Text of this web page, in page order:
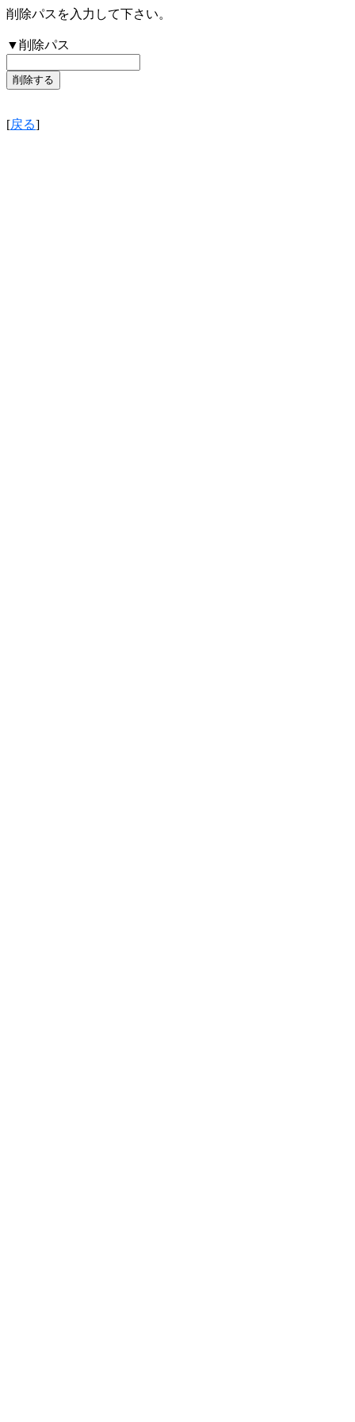
削除パスを入力して下さい。
▼削除パス
[戻る]